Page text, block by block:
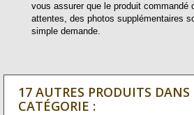
vous assurer que le produit commandé
attentes, des photos supplémentaires
simple demande.
17 AUTRES PRODUITS
CATÉGORIE :